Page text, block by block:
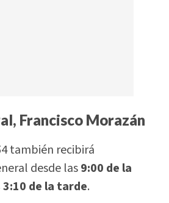
Francisco Morazán
también recibirá
desde las9:00 de la
de la tarde.